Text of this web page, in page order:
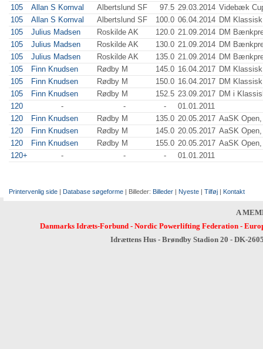
105
Allan S Kornval Albertslund SF 97.5 29.03.2014 Videbæk
105
Allan S Kornval Albertslund SF 100.0 06.04.2014 DM Klassisk
105
Julius Madsen Roskilde AK 120.0 21.09.2014 DM
105
Julius Madsen Roskilde AK 130.0 21.09.2014 DM
105
Julius Madsen Roskilde AK 135.0 21.09.2014 DM
105
Finn Knudsen Rødby M 145.0 16.04.2017 DM Klassisk
105
Finn Knudsen Rødby M 150.0 16.04.2017 DM Klassisk
105
Finn Knudsen Rødby M 152.5 23.09.2017 DM i
120
- - -
01.01.2011
120
Finn Knudsen Rødby M 135.0 20.05.2017 AaSK
120
Finn Knudsen Rødby M 145.0 20.05.2017 AaSK
120
Finn Knudsen Rødby M 155.0 20.05.2017 AaSK
120+
- - - 01.01.2011
Printervenlig side | Database søgeforme | Billeder: Billeder | Nyeste | Tilføj | Kontakt
A
Danmarks Idræts-Forbund- Nordic Powerlifting Federation-
Idrættens Hus - Brøndby Stadion 20 - DK-